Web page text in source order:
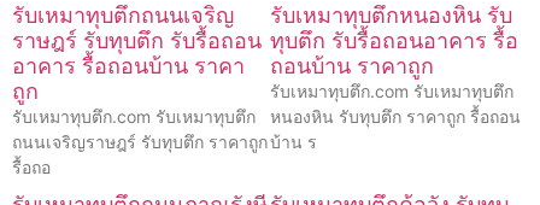
รับเหมาทุบตึกถนนเจริญ
ราษฎร์ รับทุบตึก รับรื้อถอน
อาคาร รื้อถอนบ้าน ราคา
ถูก
รับเหมาทุบตึก.com รับเหมาทุบตึก
ถนนเจริญราษฎร์ รับทุบตึก ราคาถูก
รื้อถอ
รับเหมาทุบตึกหนองหิน รับ
ทุบตึก รับรื้อถอนอาคาร รื้อ
ถอนบ้าน ราคาถูก
รับเหมาทุบตึก.com รับเหมาทุบตึก
หนองหิน รับทุบตึก ราคาถูก รื้อถอน
บ้าน ร